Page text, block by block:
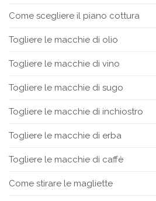
Come scegliere il piano cottura
Togliere le macchie di olio
Togliere le macchie di vino
Togliere le macchie di sugo
Togliere le macchie di inchiostro
Togliere le macchie di erba
Togliere le macchie di caffè
Come stirare le magliette